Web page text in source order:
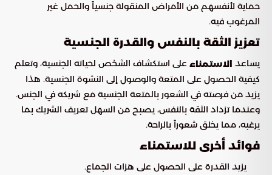
حماية لأنفسهم من الأمراض المنقولة جنسياً والحمل غير
المرغوب فيه.
تعزيز الثقة بالنفس والقدرة الجنسية
يساعد الاستمناء على استكشاف الشخص لحياته الجنسية، وتعلم
كيفية الحصول على المتعة والوصول إلى النشوة الجنسية. هذا
يزيد من فرصته في الشعور بالمتعة الجنسية مع شريكه في الجنس.
وعندما تزداد الثقة بالنفس، يصبح من السهل تعريف الشريك بما
يرغبه، مما يخلق شعوراً بالراحة.
فوائد أخرى للاستمناء
يزيد القدرة على الحصول على هزات الجماع.